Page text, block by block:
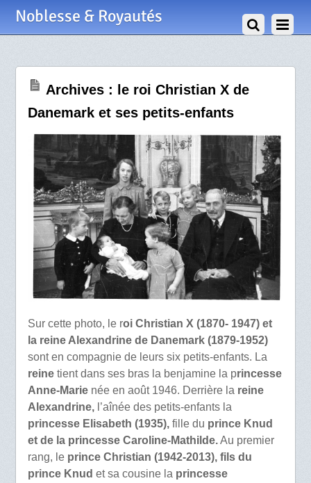
Noblesse & Royautés
Archives : le roi Christian X de
Danemark et ses petits-enfants
Sur cette photo, le roi Christian X (1870- 1947) et
la reine Alexandrine de Danemark (1879-1952)
sont en compagnie de leurs six petits-enfants. La
reinetient dans ses bras la benjamine la princesse
Anne-Marienée en août 1946. Derrière la reine
Alexandrine,l’aînée des petits-enfants la
princesse Elisabeth (1935),fille du prince Knud
et de la princesse Caroline-Mathilde.Au premier
rang, le prince Christian (1942-2013), fils du
prince Knud et sa cousine la princesse